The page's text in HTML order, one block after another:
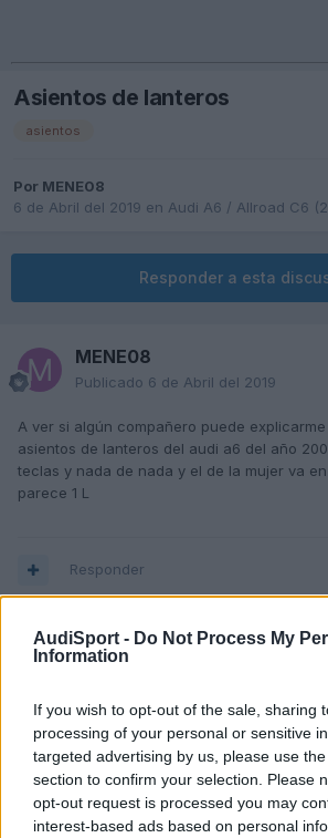
AudiSport - Do Not Process My
Information
If you wish to opt-out of the sale, sharing
processing of your personal or sensitive
targeted advertising by us, please use
section to confirm your selection. Please
opt-out request is processed you may
interest-based ads based on personal
Asientos de lanteros
asientos
Por MENE08
6 de Abril del 2019 en Audi A6 / Allroad C6
Responder a esta
MENE08
Publicado 6 de Abril del 2019
A ver si algún compañero puede
asientos de lanteros del audi a6 del año
teclas y nada de nada y el de la mujer va
parece 1 L
Responder